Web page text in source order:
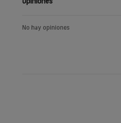
No hay opiniones